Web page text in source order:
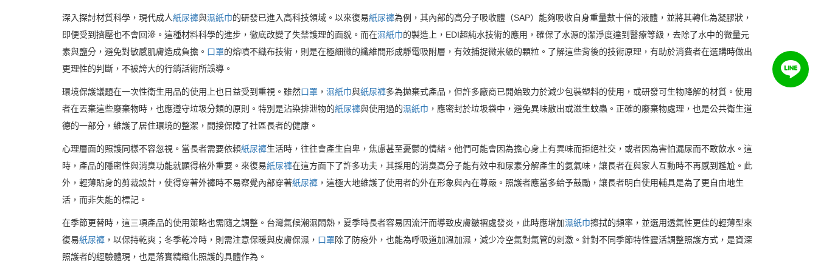
深入探討材質科學，現代成人紙尿褲與濕紙巾的研發已進入高科技領域。以來復易紙尿褲為例，其內部的高分子吸收體（SAP）能夠吸收自身重量數十倍的液體，並將其轉化為凝膠狀，
即便受到擠壓也不會回滲。這種材料科學的進步，徹底改變了失禁護理的面貌。而在濕紙巾的製造上，EDI超純水技術的應用，確保了水源的潔淨度達到醫療等級，去除了水中的微量元
素與鹽分，避免對敏感肌膚造成負擔。 口罩的熔噴不織布技術，則是在極細微的纖維間形成靜電吸附層，有效捕捉微米級的顆粒。了解這些背後的技術原理，有助於消費者在選購時做出
更理性的判斷，不被誇大的行銷話術所誤導。
環境保護議題在一次性衛生用品的使用上也日益受到重視。雖然口罩 ， 濕紙巾與紙尿褲多為拋棄式產品，但許多廠商已開始致力於減少包裝塑料的使用，或研發可生物降解的材質。使用
者在丟棄這些廢棄物時，也應遵守垃圾分類的原則。特別是沾染排泄物的紙尿褲與使用過的濕紙巾 ，應密封於垃圾袋中，避免異味散出或滋生蚊蟲。正確的廢棄物處理，也是公共衛生道
德的一部分，維護了居住環境的整潔，間接保障了社區長者的健康。
心理層面的照護同樣不容忽視。當長者需要依賴紙尿褲生活時，往往會產生自卑，焦慮甚至憂鬱的情緒。他們可能會因為擔心身上有異味而拒絕社交，或者因為害怕漏尿而不敢飲水。這
時，產品的隱密性與消臭功能就顯得格外重要。來復易紙尿褲在這方面下了許多功夫，其採用的消臭高分子能有效中和尿素分解產生的氨氣味，讓長者在與家人互動時不再感到尷尬。此
外，輕薄貼身的剪裁設計，使得穿著外褲時不易察覺內部穿著紙尿褲 ，這極大地維護了使用者的外在形象與內在尊嚴。照護者應當多給予鼓勵，讓長者明白使用輔具是為了更自由地生
活，而非失能的標記。
在季節更替時，這三項產品的使用策略也需隨之調整。台灣氣候潮濕悶熱，夏季時長者容易因流汗而導致皮膚皺褶處發炎，此時應增加濕紙巾擦拭的頻率，並選用透氣性更佳的輕薄型來
復易紙尿褲 ，以保持乾爽；冬季乾冷時，則需注意保暖與皮膚保濕， 口罩除了防疫外，也能為呼吸道加溫加濕，減少冷空氣對氣管的刺激。針對不同季節特性靈活調整照護方式，是資深
照護者的經驗體現，也是落實精緻化照護的具體作為。